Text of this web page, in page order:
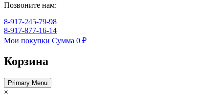
Позвоните нам:
8-917-245-79-98
8-917-877-16-14
Мои покупки Сумма 0 ₽
Корзина
Primary Menu
×